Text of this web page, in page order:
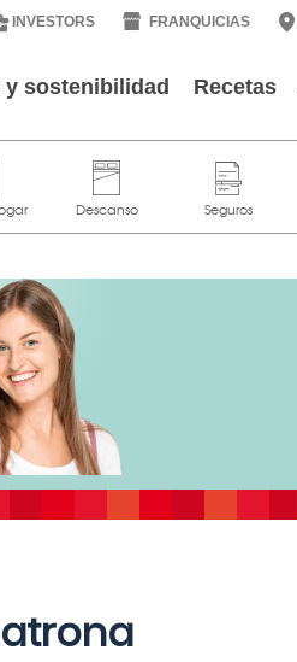
INVESTORS FRANQUICIAS
y sostenibilidad Recetas